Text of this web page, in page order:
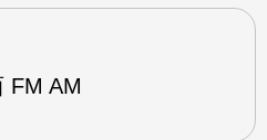
FM AM